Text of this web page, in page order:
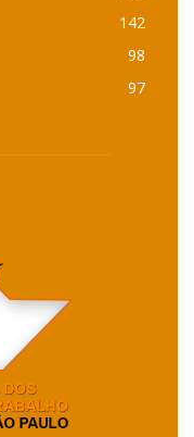
142
98
97